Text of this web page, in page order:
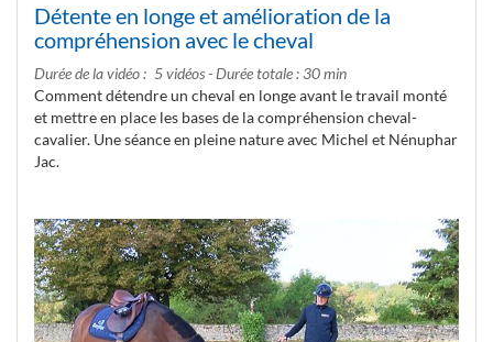
Détente en longe et amélioration de la
compréhension avec le cheval
Durée de la vidéo
5 vidéos - Durée totale : 30 min
Comment détendre un cheval en longe avant le travail monté
et mettre en place les bases de la compréhension cheval-
cavalier. Une séance en pleine nature avec Michel et Nénuphar
Jac.